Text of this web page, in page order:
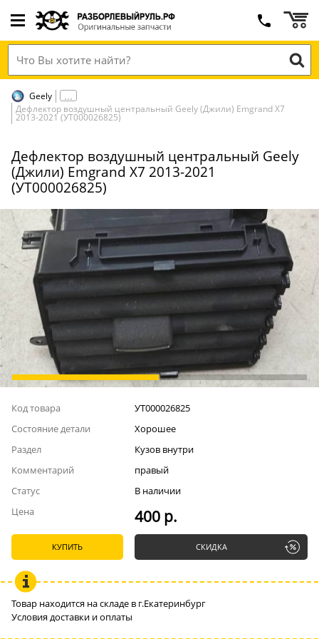
Geely
Дефлектор воздушный центральный Geely (Джили) Emgrand X7
2013-2021 (УТ000026825)
Дефлектор воздушный центральный Geely
(Джили) Emgrand X7 2013-2021
(УТ000026825)
Код товара
УТ000026825
Состояние детали
Хорошее
Раздел
Кузов внутри
Комментарий
правый
Статус
В наличии
Цена
400 р.
КУПИТЬ СКИДКА
Товар находится на складе в г.Екатеринбург
Условия доставки и оплаты